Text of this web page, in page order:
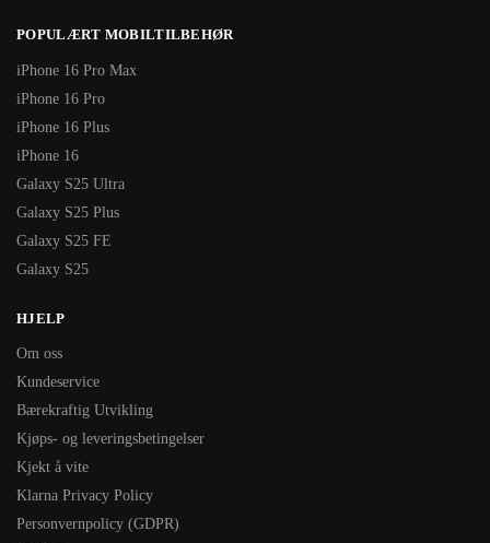
POPULÆRT MOBILTILBEHØR
iPhone 16 Pro Max
iPhone 16 Pro
iPhone 16 Plus
iPhone 16
Galaxy S25 Ultra
Galaxy S25 Plus
Galaxy S25 FE
Galaxy S25
HJELP
Om oss
Kundeservice
Bærekraftig Utvikling
Kjøps- og leveringsbetingelser
Kjekt å vite
Klarna Privacy Policy
Personvernpolicy (GDPR)